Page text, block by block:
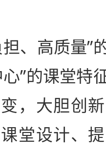
高质量”
”的课堂特
，大胆创
堂设计、